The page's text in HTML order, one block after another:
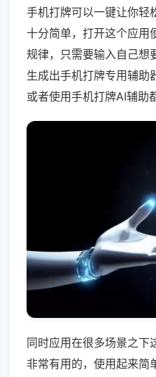
手机打牌可以一键让你轻
十分简单，打开这个应用
规律，只需要输入自己想
生成出手机打牌专用辅助
或者使用手机打牌AI辅助
同时应用在很多场景之下
非常有用的，使用起来简